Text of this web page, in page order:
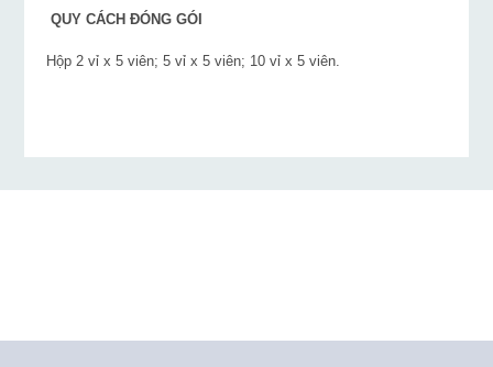
QUY CÁCH ĐÓNG GÓI
Hộp 2 vỉ x 5 viên; 5 vỉ x 5 viên; 10 vỉ x 5 viên.